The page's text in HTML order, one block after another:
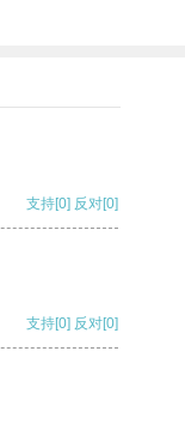
支持[0] 反对[0]
支持[0] 反对[0]